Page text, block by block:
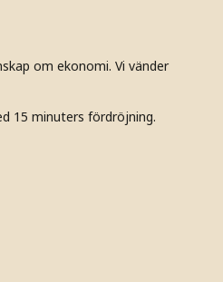
om ekonomi. Vi vänder
15 minuters fördröjning.